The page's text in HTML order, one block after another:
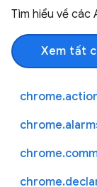
Tìm hiểu về các
Xem tất